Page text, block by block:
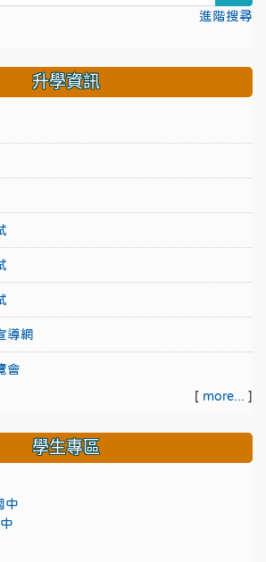
進階搜尋
升學資訊
導網
會
[ more... ]
學生專區
中